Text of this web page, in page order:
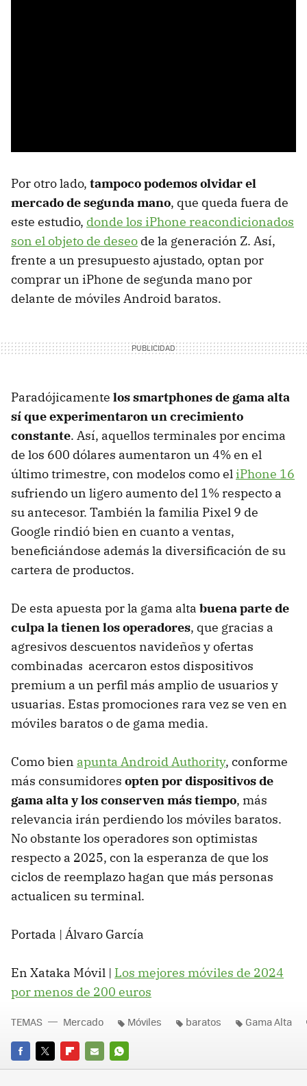
Por otro lado, tampoco podemos olvidar el
mercado de segunda mano, que queda fuera de
este estudio, donde los iPhone reacondicionados
son el objeto de deseo de la generación Z. Así,
frente a un presupuesto ajustado, optan por
comprar un iPhone de segunda mano por
delante de móviles Android baratos.
Paradójicamente los smartphones de gama alta
sí que experimentaron un crecimiento
constante. Así, aquellos terminales por encima
de los 600 dólares aumentaron un 4% en el
último trimestre, con modelos como el iPhone 16
sufriendo un ligero aumento del 1% respecto a
su antecesor. También la familia Pixel 9 de
Google rindió bien en cuanto a ventas,
beneficiándose además la diversificación de su
cartera de productos.
De esta apuesta por la gama alta buena parte de
culpa la tienen los operadores, que gracias a
agresivos descuentos navideños y ofertas
combinadas acercaron estos dispositivos
premium a un perfil más amplio de usuarios y
usuarias. Estas promociones rara vez se ven en
móviles baratos o de gama media.
Como bien apunta Android Authority, conforme
más consumidores opten por dispositivos de
gama alta y los conserven más tiempo, más
relevancia irán perdiendo los móviles baratos.
No obstante los operadores son optimistas
respecto a 2025, con la esperanza de que los
ciclos de reemplazo hagan que más personas
actualicen su terminal.
Portada | Álvaro García
En Xataka Móvil | Los mejores móviles de 2024
por menos de 200 euros
FACEBOOK
TWITTERFLIPBOARD
E-
WHATSAPP
TEMAS Mercado Móviles baratos Gama Alta